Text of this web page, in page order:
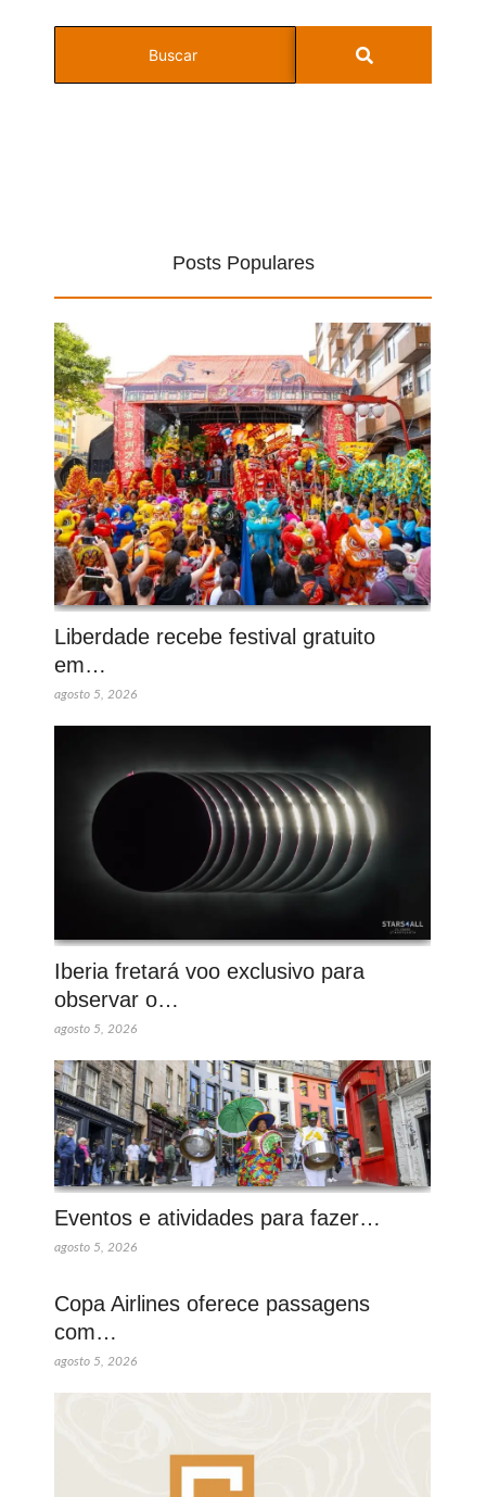
Posts Populares
Liberdade recebe festival gratuito
em…
agosto 5, 2026
Iberia fretará voo exclusivo para
observar o…
agosto 5, 2026
Eventos e atividades para fazer…
agosto 5, 2026
Copa Airlines oferece passagens
com…
agosto 5, 2026